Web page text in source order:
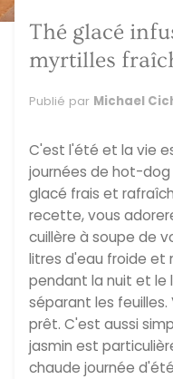
Thé glacé
myrtilles
Publié par Michael
C'est l'été et la vie
journées de hot-
glacé frais et
recette, vous
cuillère à soupe de
litres d'eau froide
pendant la nuit et le
séparant les
prêt. C'est aussi
jasmin est
chaude journée